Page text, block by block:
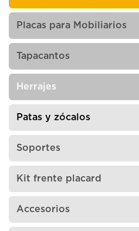
Placas para Mobiliarios
Tapacantos
Herrajes
Patas y zócalos
Soportes
Kit frente placard
Accesorios